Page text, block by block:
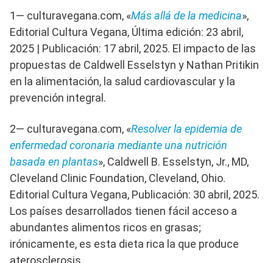
1— culturavegana.com, «Más allá de la medicina»,
Editorial Cultura Vegana, Última edición: 23 abril,
2025 | Publicación: 17 abril, 2025. El impacto de las
propuestas de Caldwell Esselstyn y Nathan Pritikin
en la alimentación, la salud cardiovascular y la
prevención integral.
2— culturavegana.com, «Resolver la epidemia de
enfermedad coronaria mediante una nutrición
basada en plantas», Caldwell B. Esselstyn, Jr., MD,
Cleveland Clinic Foundation, Cleveland, Ohio.
Editorial Cultura Vegana, Publicación: 30 abril, 2025.
Los países desarrollados tienen fácil acceso a
abundantes alimentos ricos en grasas;
irónicamente, es esta dieta rica la que produce